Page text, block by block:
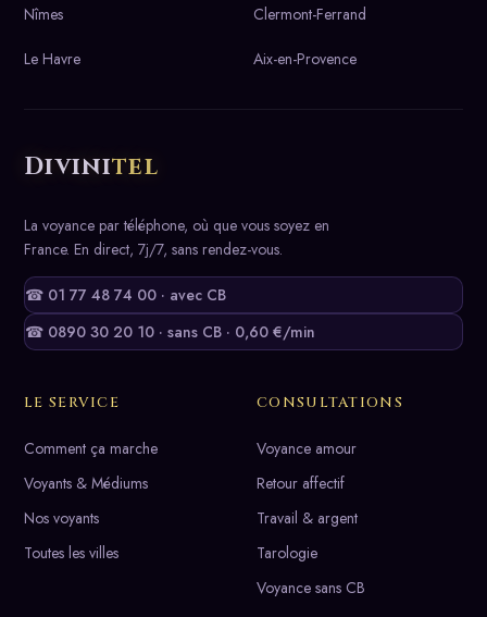
Nîmes Clermont-Ferrand
Le Havre Aix-en-Provence
Divinitel
La voyance par téléphone, où que vous soyez en
France. En direct, 7j/7, sans rendez-vous.
☎ 01 77 48 74 00 · avec CB
☎ 0890 30 20 10 · sans CB · 0,60 €/min
LE SERVICE
Comment ça marche
Voyants & Médiums
Nos voyants
Toutes les villes
CONSULTATIONS
Voyance amour
Retour affectif
Travail & argent
Tarologie
Voyance sans CB